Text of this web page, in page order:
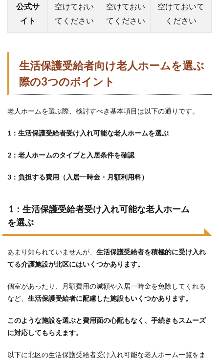
公式サ
イト
空けておい
てください
空けておい
てください
空けておいて
ください
生活保護受給者向け老人ホームを選ぶ
際の3つのポイント
老人ホームを選ぶ際、検討すべき基本項目は以下の通りです。
1： 生活保護受給者受け入れ可能な老人ホームを選ぶ
2：老人ホームのタイプと入居条件を確認
3：負担する費用（入居一時金・月額利用料）
1：生活保護受給者受け入れ可能な老人ホーム
を選ぶ
あまり知られていませんが、 生活保護受給者を積極的に受け入れ
てる介護施設が北区にはいくつかあります。
個室があったり、月額費用の減額や入居一時金を免除してくれる
など、 生活保護受給者に配慮した施設もいくつかあります。
このような施設を選ぶと費用面の心配もなく、手続きもスムーズ
に対応してもらえます。
以下に北区の生活保護受給者受け入れ可能な老人ホーム一覧をま